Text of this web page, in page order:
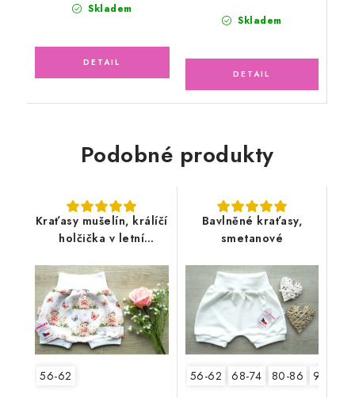
Skladem
Skladem
Podobné produkty
Kraťasy mušelín, králíčí
holčička v letní
56-62
Bavlněné kraťasy,
smetanové
56-62 68-74 80-86 92-98